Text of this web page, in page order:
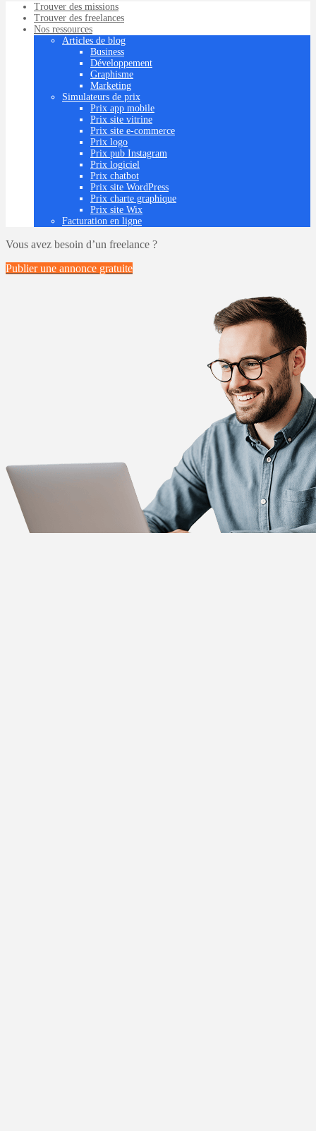
Trouver des missions
Trouver des freelances
Nos ressources
Articles de blog
Business
Développement
Graphisme
Marketing
Simulateurs de prix
Prix app mobile
Prix site vitrine
Prix site e-commerce
Prix logo
Prix pub Instagram
Prix logiciel
Prix chatbot
Prix site WordPress
Prix charte graphique
Prix site Wix
Facturation en ligne
Vous avez besoin d’un freelance ?
Publier une annonce gratuite